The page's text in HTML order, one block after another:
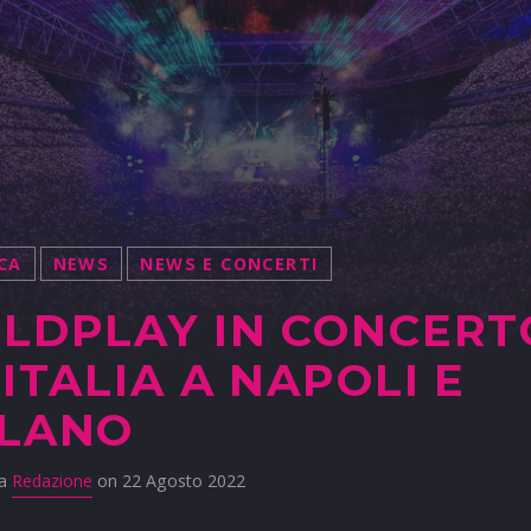
NEWS NEWS E CONCERTI
IN
A NAPOLI E
Redazione on 22 Agosto 2022